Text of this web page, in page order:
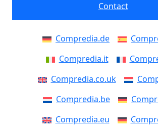
Contact
Compredia.de
Compredia.it
Compredia.co.uk
Compredia.be
Compredia.eu